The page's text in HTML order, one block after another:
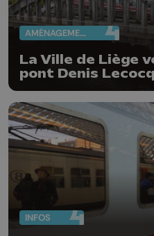
AMÉNAGEMENT DU TERRITOIRE
La Ville de Liège
pont Denis
budget pour le
INFOS